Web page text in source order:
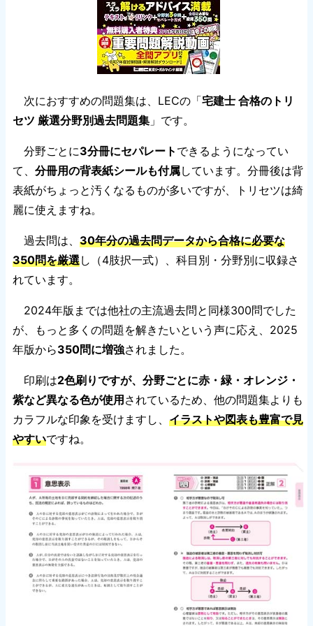
次におすすめの問題集は、LECの「宅建士 合格のトリ
セツ 厳選分野別過去問題集 」です。
分野ごとに3分冊にセパレート できるようになってい
て、 分冊用の背表紙シールも付属しています。分冊後は背
表紙がちょっと汚くなるものが多いですが、トリセツは綺
麗に使えますね。
過去問は、 30年分の過去問データから合格に必要な
350問を厳選し（4肢択一式）、科目別・分野別に収録さ
れています。
2024年版までは他社の主流過去問と同様300問でした
が、もっと多くの問題を解きたいという声に応え、2025
年版から350問に増強されました。
印刷は2色刷りですが、分野ごとに赤・緑・オレンジ・
紫など異なる色が使用 されているため、他の問題集よりも
カラフルな印象を受けますし、 イラストや図表も豊富で見
やすいですね。